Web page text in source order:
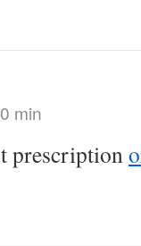
min
prescription